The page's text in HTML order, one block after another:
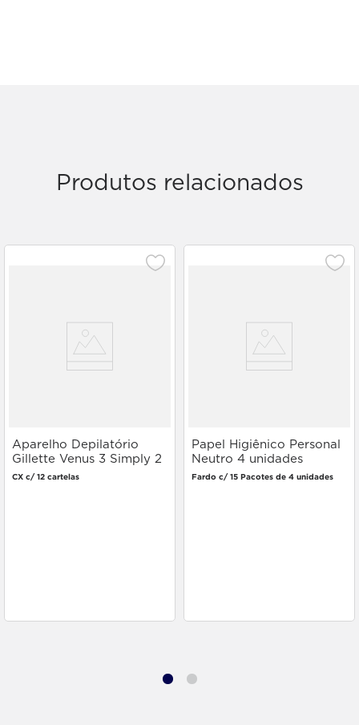
Produtos relacionados
Aparelho Depilatório
Gillette Venus 3 Simply 2
unidades
CX c/ 12 cartelas
Papel Higiênico Personal
Neutro 4 unidades
Fardo c/ 15 Pacotes de 4 unidades